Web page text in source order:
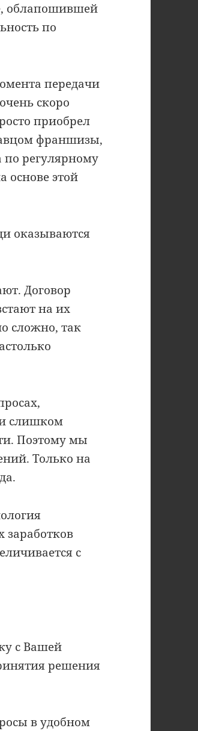
облапошившей
по
передачи
скоро
приобрел
франшизы,
регулярному
основе этой
оказываются
Договор
на их
сложно, так
слишком
Поэтому мы
Только на
с
с Вашей
решения
в удобном